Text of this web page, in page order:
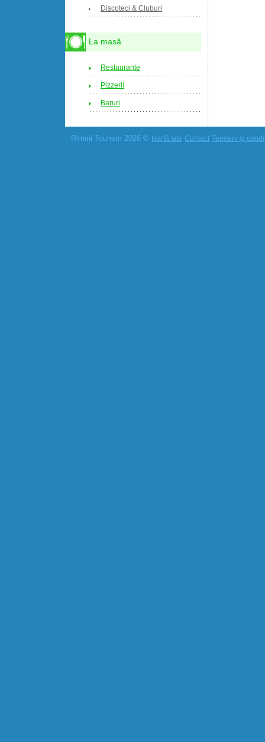
Discoteci & Cluburi
La masă
Restaurante
Pizzerii
Baruri
Rimini Tourism 2026 © Hartă site Contact Termeni și